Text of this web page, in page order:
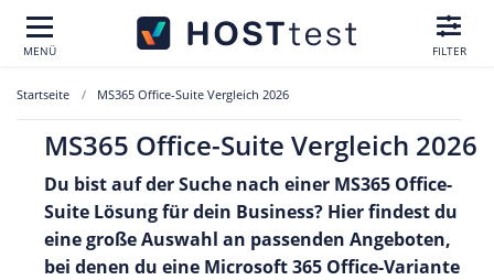
MENÜ FILTER
Startseite MS365 Office-Suite Vergleich 2026
MS365 Office-Suite Vergleich 2026
Du bist auf der Suche nach einer MS365 Office-
Suite Lösung für dein Business? Hier findest du
eine große Auswahl an passenden Angeboten,
bei denen du eine Microsoft 365 Office-Variante